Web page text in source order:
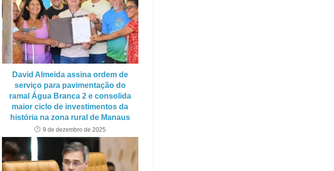
David Almeida assina ordem de
serviço para pavimentação do
ramal Água Branca 2 e consolida
maior ciclo de investimentos da
história na zona rural de Manaus
9 de dezembro de 2025